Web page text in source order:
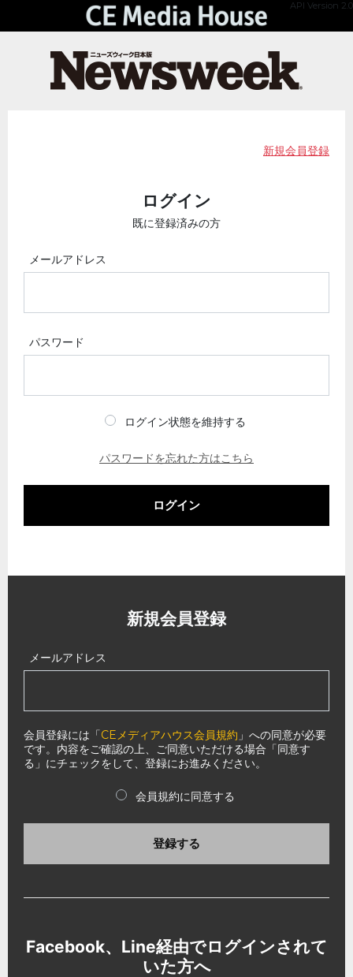
API Version 2.0
新規会員登録
ログイン
既に登録済みの方
メールアドレス
パスワード
ログイン状態を維持する
パスワードを忘れた方はこちら
ログイン
新規会員登録
メールアドレス
会員登録には「CEメディアハウス会員規約 」への同意が必要
です。内容をご確認の上、ご同意いただける場合「同意す
る」にチェックをして、登録にお進みください。
会員規約に同意する
登録する
Facebook、Line経由でログインされて
いた方へ